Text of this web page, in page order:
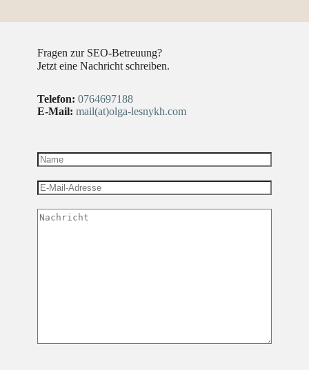
Fragen zur SEO-Betreuung?
Jetzt eine Nachricht schreiben.
Telefon: 0764697188
E-Mail: mail(at)olga-lesnykh.com